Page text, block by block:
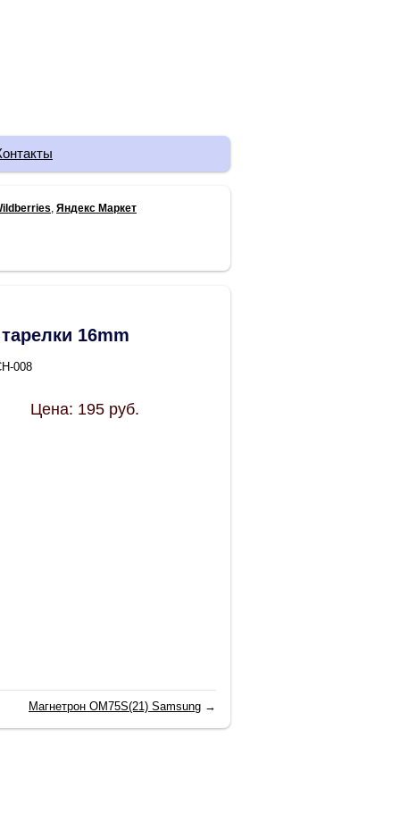
Яндекс Маркет
16mm
008
Цена: 195 руб.
Магнетрон ОМ75S(21) Samsung →